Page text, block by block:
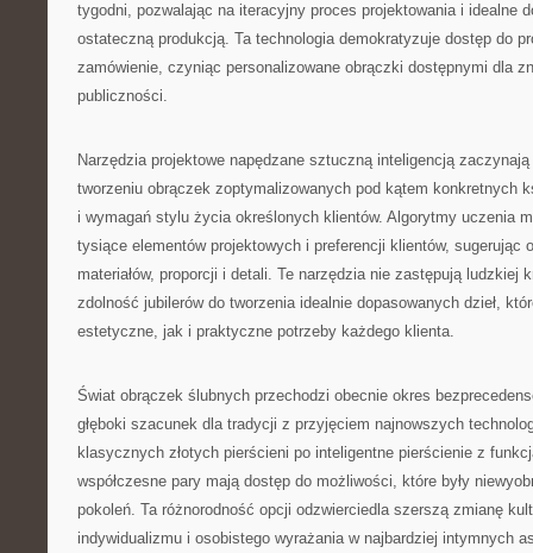
tygodni, pozwalając na iteracyjny proces projektowania i idealne
ostateczną produkcją. Ta technologia demokratyzuje dostęp do
zamówienie, czyniąc personalizowane obrączki dostępnymi dla
publiczności.
Narzędzia projektowe napędzane sztuczną inteligencją
tworzeniu obrączek zoptymalizowanych pod kątem konkretnych
i wymagań stylu życia określonych klientów. Algorytmy uczenia
tysiące elementów projektowych i preferencji klientów, sugerując
materiałów, proporcji i detali. Te narzędzia nie zastępują ludzkiej
zdolność jubilerów do tworzenia idealnie dopasowanych dzieł,
estetyczne, jak i praktyczne potrzeby każdego klienta.
Świat obrączek ślubnych przechodzi obecnie okres
głęboki szacunek dla tradycji z przyjęciem najnowszych
klasycznych złotych pierścieni po inteligentne pierścienie z
współczesne pary mają dostęp do możliwości, które były
pokoleń. Ta różnorodność opcji odzwierciedla szerszą zmianę
indywidualizmu i osobistego wyrażania w najbardziej intymnych